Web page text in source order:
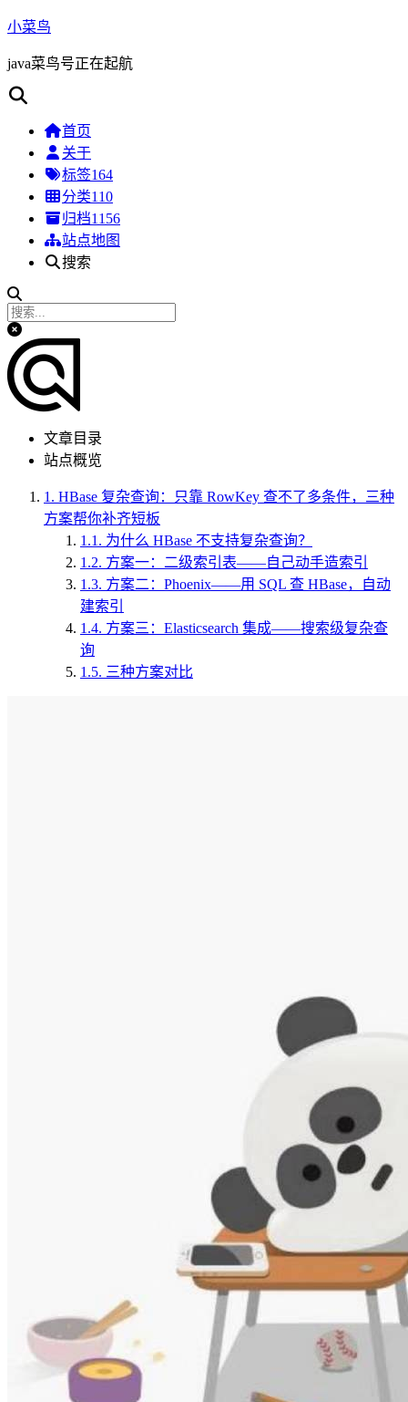
小菜鸟
java菜鸟号正在起航
首页
关于
标签164
分类110
归档1156
站点地图
搜索
文章目录
站点概览
1. HBase 复杂查询：只靠 RowKey 查不了多条件，三种
方案帮你补齐短板
1.1. 为什么 HBase 不支持复杂查询？
1.2. 方案一：二级索引表——自己动手造索引
1.3. 方案二：Phoenix——用 SQL 查 HBase，自动
建索引
1.4. 方案三：Elasticsearch 集成——搜索级复杂查
询
1.5. 三种方案对比